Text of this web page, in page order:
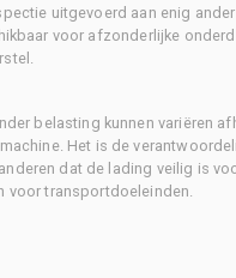
uitgevoerd aan enig
voor afzonderlijke
belasting kunnen variëren
Het is de
dat de lading veilig is
voor transportdoeleinden.